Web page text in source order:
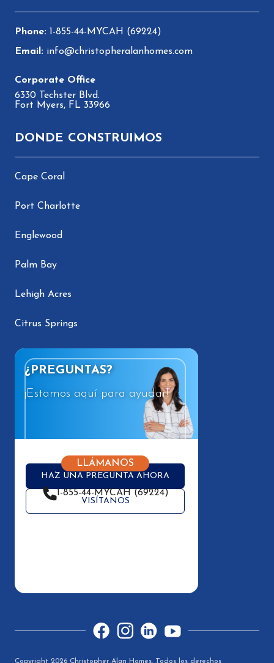
1-855-44-MYCAH (69224)
info@christopheralanhomes.com
6330 Techster Blvd.
Fort Myers, FL 33966
DONDE CONSTRUIMOS
Cape Coral
Port Charlotte
Englewood
Palm Bay
Lehigh Acres
Citrus Springs
¿PREGUNTAS?
¡Estamos aquí para ayudar!
HAZ UNA PREGUNTA AHORA
VISÍTANOS
LLÁMANOS
1-855-44-MYCAH (69224)
FacebookInstagramLinkedInYouTube
Copyright 2026 Christopher Alan Homes. Todos los derechos